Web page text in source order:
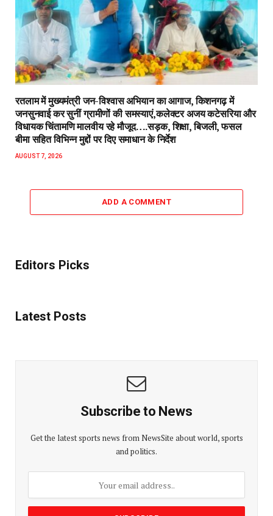
रतलाम में मुख्यमंत्री जन-विश्वास अभियान का आगाज, किशनगढ़ में
जनसुनवाई कर सुनीं ग्रामीणों की समस्याएं,कलेक्टर अजय कटेसरिया और
विधायक चिंतामणि मालवीय रहे मौजूद….सड़क, शिक्षा, बिजली, फसल
बीमा सहित विभिन्न मुद्दों पर दिए समाधान के निर्देश
AUGUST 7, 2026
ADD A COMMENT
Editors Picks
Latest Posts
Subscribe to News
Get the latest sports news from NewsSite about world, sports
and politics.